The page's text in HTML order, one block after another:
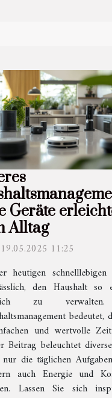
Geräte
Alltag
11:25
heutigen
den Haushalt so
zu verwalten.
bedeutet,
und wertvolle
Beitrag beleuchtet
die täglichen
auch Energie und
Lassen Sie sich